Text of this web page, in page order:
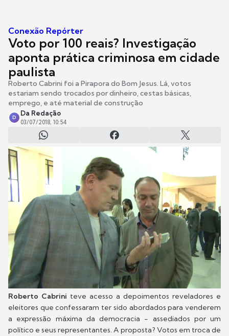
Conexão Repórter
Voto por 100 reais? Investigação
aponta prática criminosa em cidade
paulista
Roberto Cabrini foi a Pirapora do Bom Jesus. Lá, votos
estariam sendo trocados por dinheiro, cestas básicas,
emprego, e até material de construção
D
Da Redação
03/07/2018, 10:54
Roberto Cabrini teve acesso a depoimentos reveladores e
eleitores que confessaram ter sido abordados para venderem
a expressão máxima da democracia - assediados por um
político e seus representantes. A proposta? Votos em troca de